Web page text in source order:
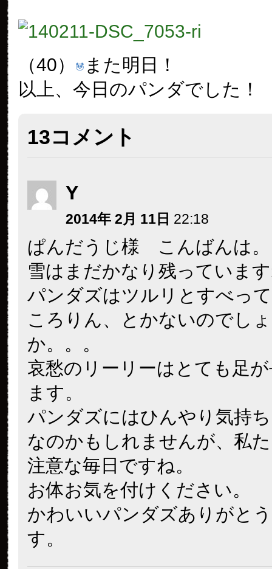
（40）
また明日！
以上、今日のパンダでした！
13コメント
Y
2014年 2月 11日 22:18
ぱんだうじ様 こんばんは。
雪はまだかなり残っていま
パンダズはツルリとすべっ
ころりん、とかないのでし
か。。。
哀愁のリーリーはとても足
ます。
パンダズにはひんやり気持
なのかもしれませんが、私
注意な毎日ですね。
お体お気を付けください。
かわいいパンダズありがと
す。